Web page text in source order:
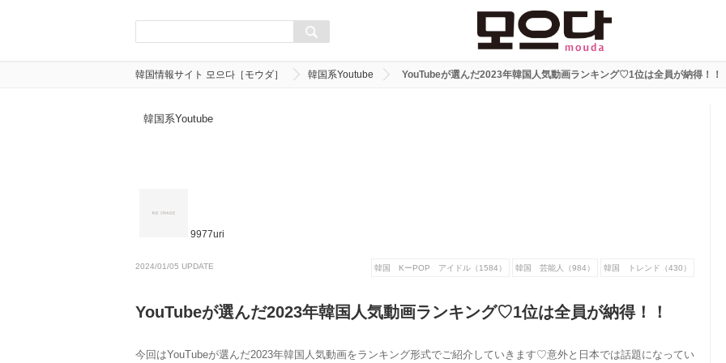
韓国情報サイト 모으다［モウダ］ 韓国系Youtube YouTubeが選んだ2023年韓国人気動画ランキング♡1位は全員が納得！！
韓国系Youtube
9977uri
2024/01/05 UPDATE 韓国 KーPOP アイドル（1584） 韓国 芸能人（984） 韓国 トレンド（430）
YouTubeが選んだ2023年韓国人気動画ランキング♡1位は全員が納得！！
今回はYouTubeが選んだ2023年韓国人気動画をランキング形式でご紹介していきます♡意外と日本では話題になってい